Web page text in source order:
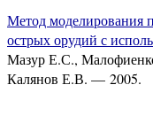
Метод моделирования
острых орудий с
Мазур Е.С.,
Калянов Е.В. — 2005.